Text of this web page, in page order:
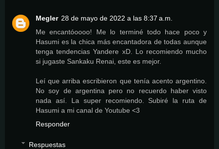
Megler 28 de mayo de 2022 a las 8:37 a.m.
Me encantóoooo! Me lo terminé todo hace poco y
Hasumi es la chica más encantadora de todas aunque
tenga tendencias Yandere xD. Lo recomiendo mucho
si jugaste Sankaku Renai, este es mejor.
Leí que arriba escribieron que tenía acento argentino.
No soy de argentina pero no recuerdo haber visto
nada así. La super recomiendo. Subiré la ruta de
Hasumi a mi canal de Youtube <3
Responder
Respuestas